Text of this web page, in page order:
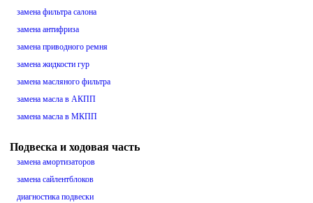
замена фильтра салона
замена антифриза
замена приводного ремня
замена жидкости гур
замена масляного фильтра
замена масла в АКПП
замена масла в МКПП
Подвеска и ходовая часть
замена амортизаторов
замена сайлентблоков
диагностика подвески